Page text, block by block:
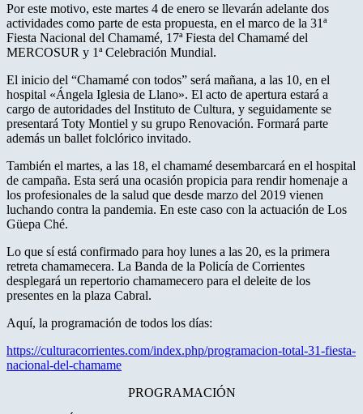
Por este motivo, este martes 4 de enero se llevarán adelante dos
actividades como parte de esta propuesta, en el marco de la 31ª
Fiesta Nacional del Chamamé, 17ª Fiesta del Chamamé del
MERCOSUR y 1ª Celebración Mundial.
El inicio del “Chamamé con todos” será mañana, a las 10, en el
hospital «Ángela Iglesia de Llano». El acto de apertura estará a
cargo de autoridades del Instituto de Cultura, y seguidamente se
presentará Toty Montiel y su grupo Renovación. Formará parte
además un ballet folclórico invitado.
También el martes, a las 18, el chamamé desembarcará en el hospital
de campaña. Esta será una ocasión propicia para rendir homenaje a
los profesionales de la salud que desde marzo del 2019 vienen
luchando contra la pandemia. En este caso con la actuación de Los
Güepa Ché.
Lo que sí está confirmado para hoy lunes a las 20, es la primera
retreta chamamecera. La Banda de la Policía de Corrientes
desplegará un repertorio chamamecero para el deleite de los
presentes en la plaza Cabral.
Aquí, la programación de todos los días:
https://culturacorrientes.com/index.php/programacion-total-31-fiesta-
nacional-del-chamame
PROGRAMACIÓN